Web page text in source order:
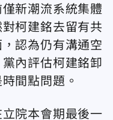
新潮流系統集體
柯建銘去留有共
認為仍有溝通空
內評估柯建銘卸
間點問題。
院本會期最後一